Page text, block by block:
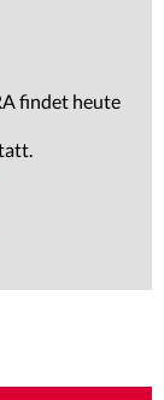
findet heute